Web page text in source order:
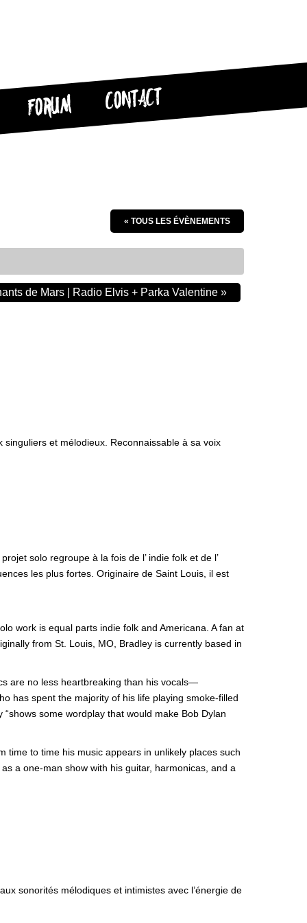
FORUM CONTACT
« TOUS LES ÉVÈNEMENTS
de Mars | Radio Elvis + Parka Valentine »
et mélodieux. Reconnaissable à sa voix
solo regroupe à la fois de l’ indie folk et de l’
les plus fortes. Originaire de Saint Louis, il est
work is equal parts indie folk and Americana. A fan at
from St. Louis, MO, Bradley is currently based in
are no less heartbreaking than his vocals—
has spent the majority of his life playing smoke-filled
some wordplay that would make Bob Dylan
time to time his music appears in unlikely places such
a one-man show with his guitar, harmonicas, and a
sonorités mélodiques et intimistes avec l’énergie de